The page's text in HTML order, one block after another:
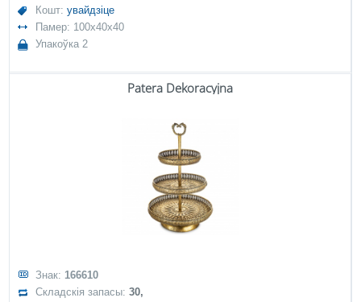
Кошт:увайдзіце
Памер: 100x40x40
Упакоўка 2
Patera Dekoracyjna
Знак: 166610
Складскія запасы:30,